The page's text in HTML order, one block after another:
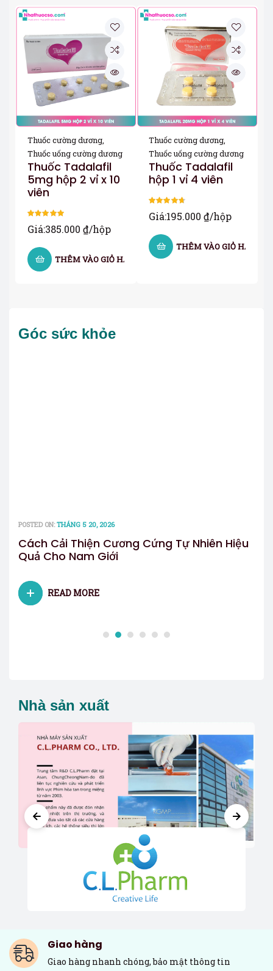
Thuốc cường dương
Thuốc uống cường dương
Thuốc Tadalafil
5mg hộp 2 vỉ x 10
viên
Được xếp
sao
Giá:385.000 ₫/hộp
THÊM VÀO GIỎ HÀNG
Thuốc cường dương
Thuốc uống cường dương
Thuốc Tadalafil
hộp 1 vỉ 4 viên
Được xếp
sao
Giá:195.000 ₫/hộp
THÊM VÀO GIỎ HÀNG
Góc sức khỏe
Cách Cải Thiện Cương Cứng Tự Nhiên Hiệu
Quả Cho Nam Giới
POSTED ON:THÁNG 5 20, 2026
READ MORE
Nhà sản xuất
Giao hàng
Giao hàng nhanh chóng, bảo mật thông tin